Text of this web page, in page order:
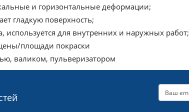
и горизонтальные деформации;
гладкую поверхность;
используется для внутренних и наружных работ;
площади покраски
валиком, пульверизатором